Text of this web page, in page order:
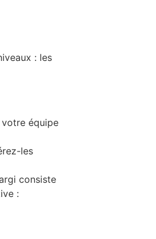
: les
équipe
les
consiste
: